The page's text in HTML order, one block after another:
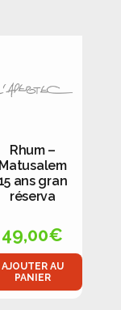
Rhum –
Matusalem
ans gran
réserva
49,00€
AJOUTER AU
PANIER